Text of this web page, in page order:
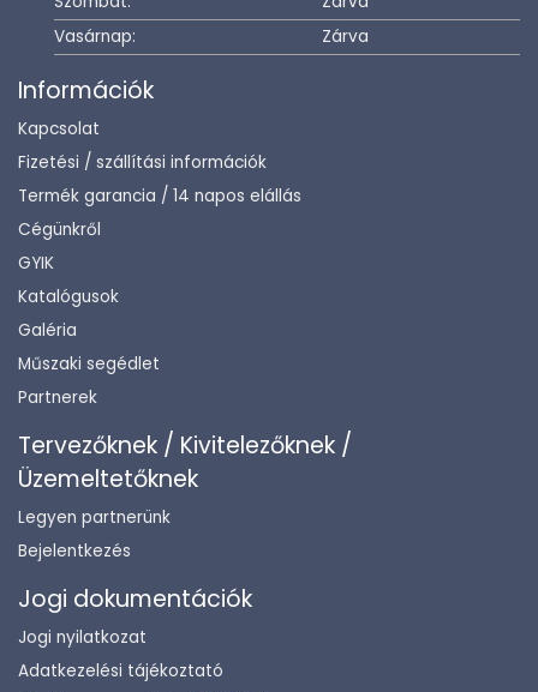
Vasárnap:
Zárva
Információk
Kapcsolat
Fizetési / szállítási információk
Termék garancia / 14 napos elállás
Cégünkről
GYIK
Katalógusok
Galéria
Műszaki segédlet
Partnerek
Tervezőknek / Kivitelezőknek /
Üzemeltetőknek
Legyen partnerünk
Bejelentkezés
Jogi dokumentációk
Jogi nyilatkozat
Adatkezelési tájékoztató